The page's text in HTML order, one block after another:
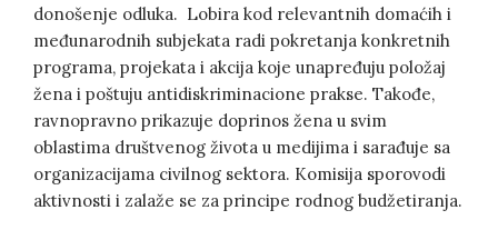
donošenje odluka. Lobira kod relevantnih domaćih i
međunarodnih subjekata radi pokretanja konkretnih
programa, projekata i akcija koje unapređuju položaj
žena i poštuju antidiskriminacione prakse. Takođe,
ravnopravno prikazuje doprinos žena u svim
oblastima društvenog života u medijima i sarađuje sa
organizacijama civilnog sektora. Komisija sporovodi
aktivnosti i zalaže se za principe rodnog budžetiranja.